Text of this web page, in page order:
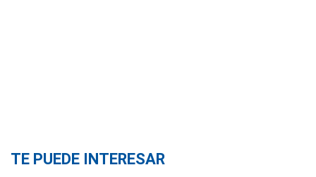
TE PUEDE INTERESAR